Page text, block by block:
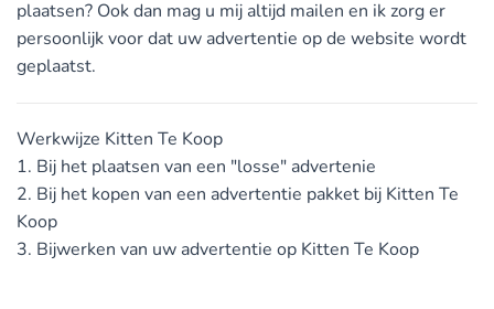
plaatsen? Ook dan mag u mij altijd mailen en ik zorg er
persoonlijk voor dat uw advertentie op de website wordt
geplaatst.
Werkwijze Kitten Te Koop
1. Bij het plaatsen van een "losse" advertenie
2. Bij het kopen van een advertentie pakket bij Kitten Te
Koop
3. Bijwerken van uw advertentie op Kitten Te Koop